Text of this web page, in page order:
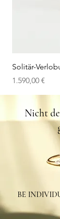
Solitär-
Preis
1.590,00 €
Nicht
BE